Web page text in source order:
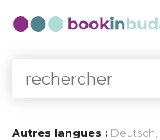
Autres langues : Deutsch,